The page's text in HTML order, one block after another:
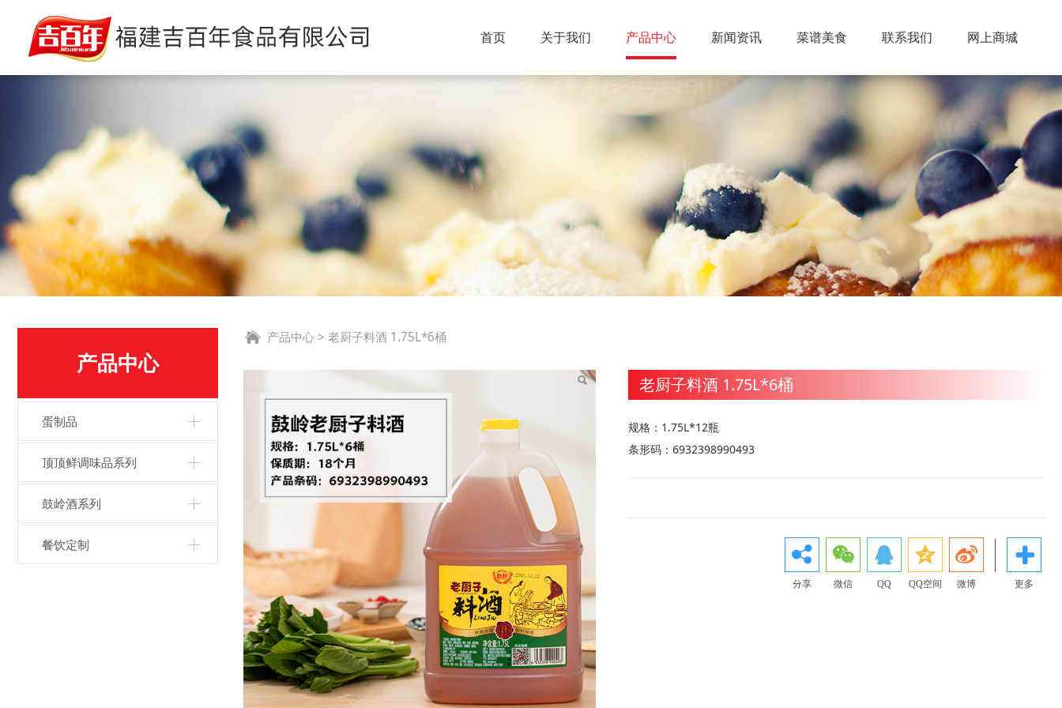
首页 关于我们 产品中心 新闻资讯 菜谱美食 联系我们 网上商城
产品中心
蛋制品
顶顶鲜调味品系列
鼓岭酒系列
餐饮定制
产品中心> 老厨子料酒 1.75L*6桶
老厨子料酒 1.75L*6桶
规格：1.75L*12瓶
条形码：6932398990493
分享 微信 QQ QQ空间 微博 更多